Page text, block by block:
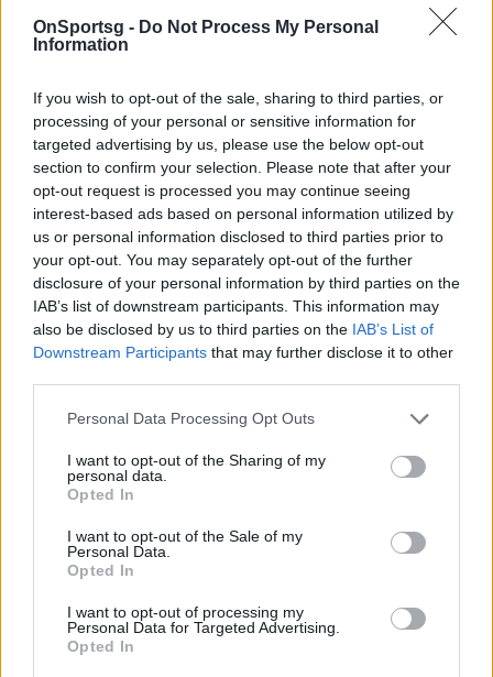
OnSportsg - Do Not Process My Personal
Information
If you wish to opt-out of the sale, sharing to third parties, or
processing of your personal or sensitive information for
targeted advertising by us, please use the below opt-out
section to confirm your selection. Please note that after your
opt-out request is processed you may continue seeing
interest-based ads based on personal information utilized by
us or personal information disclosed to third parties prior to
your opt-out. You may separately opt-out of the further
disclosure of your personal information by third parties on the
IAB’s list of downstream participants. This information may
also be disclosed by us to third parties on the IAB’s List of
Downstream Participants that may further disclose it to other
Personal Data Processing Opt Outs
I want to opt-out of the Sharing of my
personal data.
Opted In
I want to opt-out of the Sale of my
Personal Data.
Opted In
I want to opt-out of processing my
Personal Data for Targeted Advertising.
Opted In